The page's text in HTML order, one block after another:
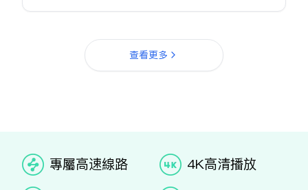
查看更多
专属高速线路
4K高清播放